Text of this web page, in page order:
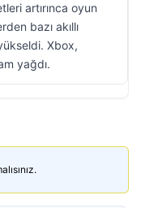
artırınca oyun
bazı akıllı
Xbox,
yağdı.